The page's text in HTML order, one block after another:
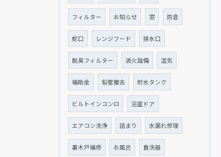
フィルター お知らせ 窓 防音
蛇口 レンジフード 排水口
脱臭フィルター 消火設備 湿気
補助金 鉛管撤去 貯水タンク
ビルトインコンロ 浴室ドア
エアコン洗浄 詰まり 水漏れ修理
裏木戸補修 お風呂 食洗器